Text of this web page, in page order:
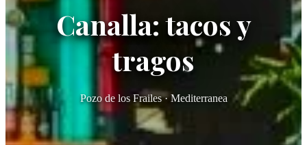
Canalla: tacos y
tragos
Pozo de los Frailes · Mediterranea